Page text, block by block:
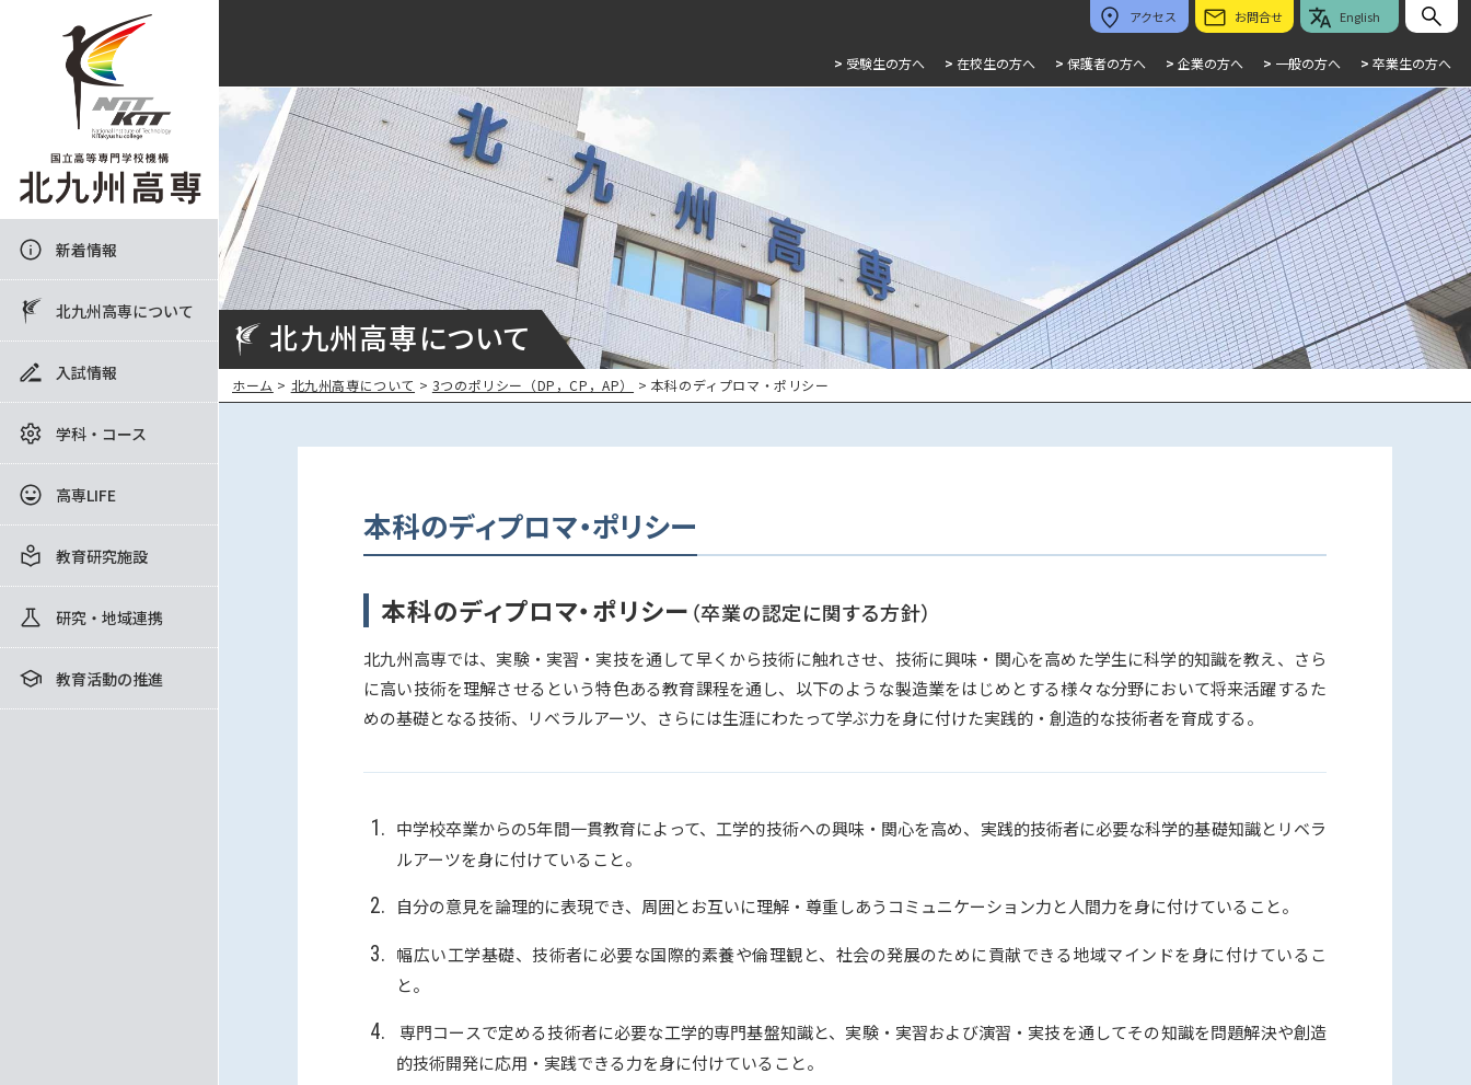
アクセス お問合せ English
> 受験生の方へ > 在校生の方へ > 保護者の方へ > 企業の方へ > 一般の方へ > 卒業生の方へ
新着情報
北九州高専について
入試情報
学科・コース
高専LIFE
教育研究施設
研究・地域連携
教育活動の推進
北九州高専について
ホーム > 北九州高専について > 3つのポリシー（DP，CP，AP） > 本科のディプロマ・ポリシー
本科のディプロマ・ポリシー
本科のディプロマ・ポリシー （卒業の認定に関する方針）
北九州高専では、実験・実習・実技を通して早くから技術に触れさせ、技術に興味・関心を高めた学生に科学的知識を教え、さら
に高い技術を理解させるという特色ある教育課程を通し、以下のような製造業をはじめとする様々な分野において将来活躍するた
めの基礎となる技術、リベラルアーツ、さらには生涯にわたって学ぶ力を身に付けた実践的・創造的な技術者を育成する。
中学校卒業からの5年間一貫教育によって、工学的技術への興味・関心を高め、実践的技術者に必要な科学的基礎知識とリベラ
ルアーツを身に付けていること。
自分の意見を論理的に表現でき、周囲とお互いに理解・尊重しあうコミュニケーション力と人間力を身に付けていること。
幅広い工学基礎、技術者に必要な国際的素養や倫理観と、社会の発展のために貢献できる地域マインドを身に付けているこ
と。
専門コースで定める技術者に必要な工学的専門基盤知識と、実験・実習および演習・実技を通してその知識を問題解決や創造
的技術開発に応用・実践できる力を身に付けていること。